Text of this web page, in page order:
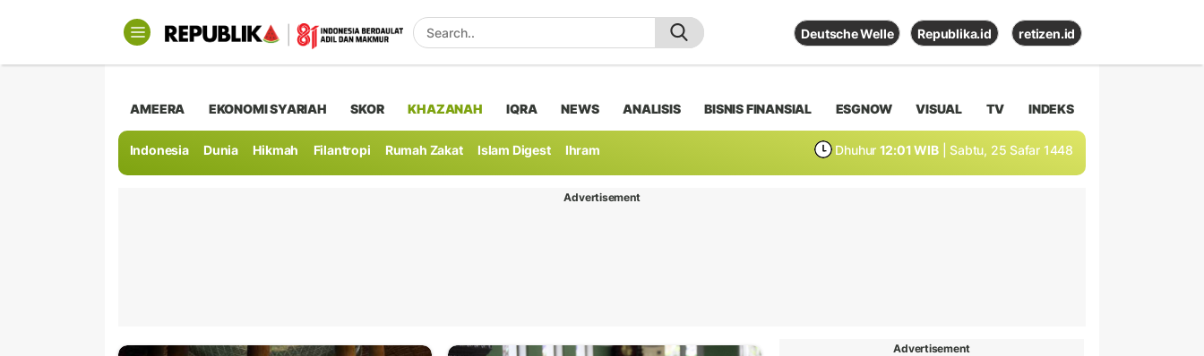
Deutsche Welle Republika.id retizen.id
AMEERA EKONOMI SYARIAH SKOR KHAZANAH IQRA NEWS ANALISIS BISNIS FINANSIAL ESGNOW VISUAL TV INDEKS
Indonesia Dunia Hikmah Filantropi Rumah Zakat Islam Digest Ihram Dhuhur 12:01 WIB | Sabtu, 25 Safar 1448
Advertisement
Advertisement